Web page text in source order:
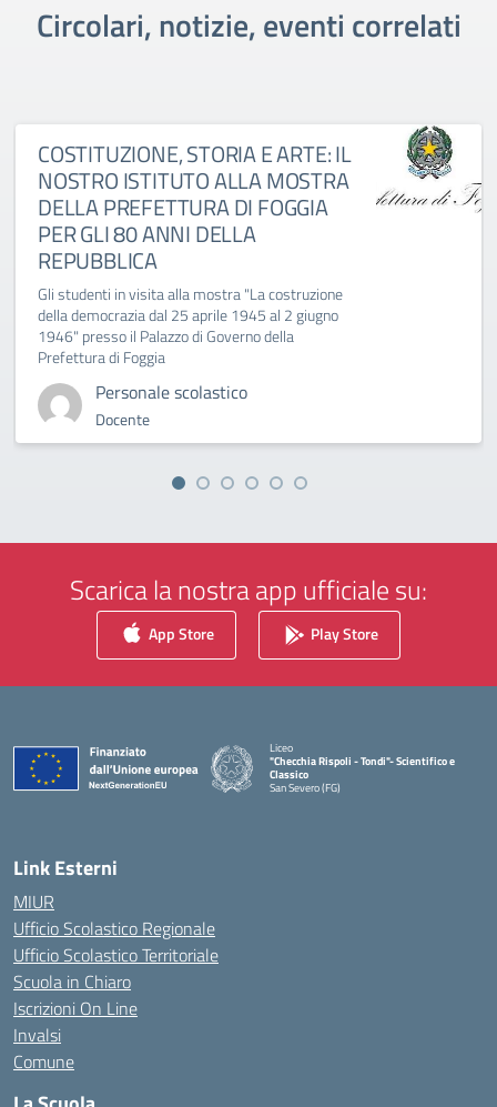
Circolari, notizie, eventi correlati
COSTITUZIONE, STORIA E ARTE: IL
NOSTRO ISTITUTO ALLA MOSTRA
DELLA PREFETTURA DI FOGGIA
PER GLI 80 ANNI DELLA
REPUBBLICA
Gli studenti in visita alla mostra "La costruzione
della democrazia dal 25 aprile 1945 al 2 giugno
1946" presso il Palazzo di Governo della
Prefettura di Foggia
Personale scolastico
Docente
Scarica la nostra app ufficiale su:
App Store Play Store
Liceo
"Checchia Rispoli - Tondi"- Scientifico e
Classico
San Severo (FG)
Link Esterni
MIUR
Ufficio Scolastico Regionale
Ufficio Scolastico Territoriale
Scuola in Chiaro
Iscrizioni On Line
Invalsi
Comune